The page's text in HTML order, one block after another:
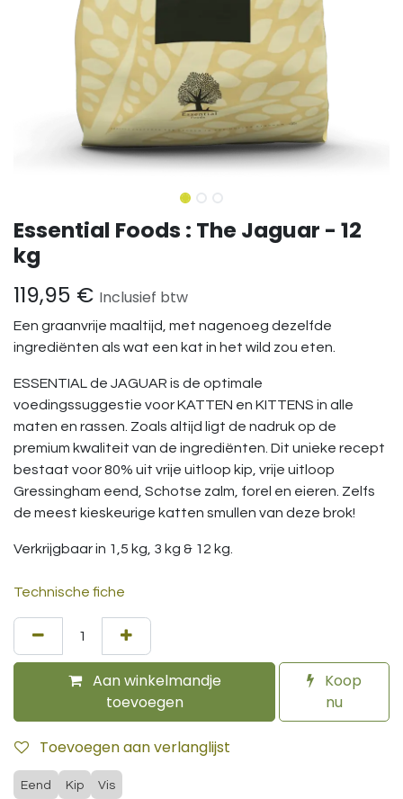
Essential Foods : The Jaguar - 12
kg
119,95 € Inclusief btw
Een graanvrije maaltijd, met nagenoeg dezelfde
ingrediënten als wat een kat in het wild zou eten.
ESSENTIAL de JAGUAR is de optimale
voedingssuggestie voor KATTEN en KITTENS in alle
maten en rassen. Zoals altijd ligt de nadruk op de
premium kwaliteit van de ingrediënten. Dit unieke recept
bestaat voor 80% uit vrije uitloop kip, vrije uitloop
Gressingham eend, Schotse zalm, forel en eieren. Zelfs
de meest kieskeurige katten smullen van deze brok!
Verkrijgbaar in 1,5 kg, 3 kg & 12 kg.
Technische fiche
Aan winkelmandje
toevoegen
Koop
nu
Toevoegen aan verlanglijst
Eend Kip Vis